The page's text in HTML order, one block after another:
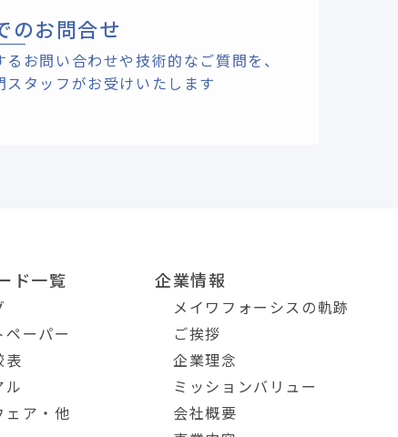
のお問合せ
るお問い合わせや技術的なご質問を、
スタッフがお受けいたします
ド一覧
ペーパー
表
ル
ェア・他
企業情報
メイワフォーシスの軌跡
ご挨拶
企業理念
ミッションバリュー
会社概要